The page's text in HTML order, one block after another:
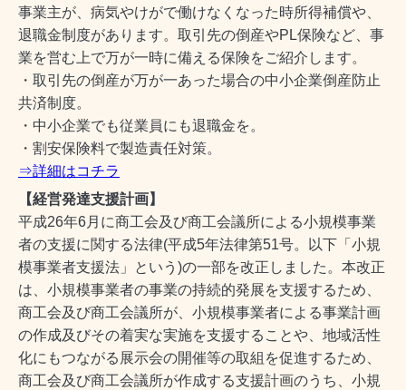
事業主が、病気やけがで働けなくなった時所得補償や、
退職金制度があります。取引先の倒産やPL保険など、事
業を営む上で万が一時に備える保険をご紹介します。
・取引先の倒産が万が一あった場合の中小企業倒産防止
共済制度。
・中小企業でも従業員にも退職金を。
・割安保険料で製造責任対策。
⇒詳細はコチラ
【経営発達支援計画】
平成26年6月に商工会及び商工会議所による小規模事業
者の支援に関する法律(平成5年法律第51号。以下「小規
模事業者支援法」という)の一部を改正しました。本改正
は、小規模事業者の事業の持続的発展を支援するため、
商工会及び商工会議所が、小規模事業者による事業計画
の作成及びその着実な実施を支援することや、地域活性
化にもつながる展示会の開催等の取組を促進するため、
商工会及び商工会議所が作成する支援計画のうち、小規